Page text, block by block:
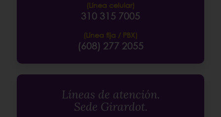
(Línea celular)
310 315 7005
(Línea fija / PBX)
(608) 277 2055
Líneas de atención.
Sede Girardot.